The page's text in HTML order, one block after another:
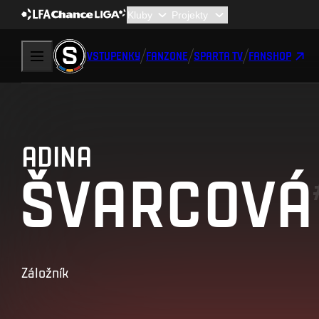
VSTUPENKY FANZONE SPARTA TV FANSHOP
ADINA
ŠVARCOVÁ
Záložník